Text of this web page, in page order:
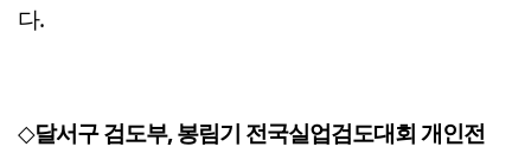
다.
◇달서구 검도부, 봉림기 전국실업검도대회 개인전